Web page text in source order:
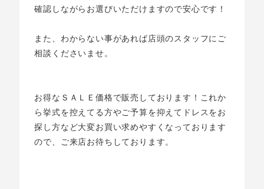
確認しながらお選びいただけますので安心です！
また、わからない事があれば店頭のスタッフにご
相談くださいませ。
お得なＳＡＬＥ価格で販売しております！これか
ら挙式を控えてる方やご予算を抑えてドレスをお
探し方など大変お買い求めやすくなっております
ので、ご来店お待ちしております。